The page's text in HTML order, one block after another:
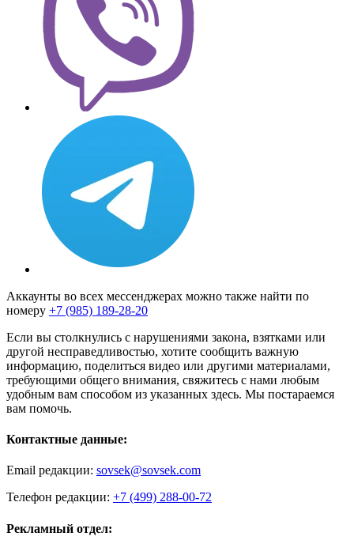
Аккаунты во всех мессенджерах можно также найти по
номеру +7 (985) 189-28-20
Если вы столкнулись с нарушениями закона, взятками или
другой несправедливостью, хотите сообщить важную
информацию, поделиться видео или другими материалами,
требующими общего внимания, свяжитесь с нами любым
удобным вам способом из указанных здесь. Мы постараемся
вам помочь.
Контактные данные:
Email редакции: sovsek@sovsek.com
Телефон редакции: +7 (499) 288-00-72
Рекламный отдел: